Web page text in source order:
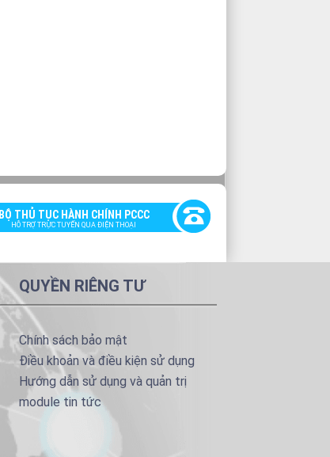
BỘ THỦ TỤC HÀNH CHÍNH PCCC
HỖ TRỢ TRỰC TUYẾN QUA ĐIỆN THOẠI
QUYỀN RIÊNG TƯ
Chính sách bảo mật
Điều khoản và điều kiện sử dụng
Hướng dẫn sử dụng và quản trị
module tin tức